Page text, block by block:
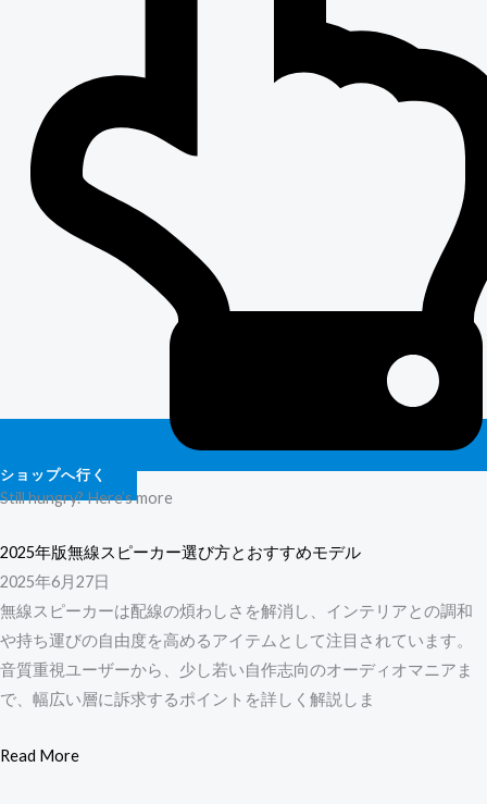
ショップへ行く
Still hungry? Here’s more
2025年版無線スピーカー選び方とおすすめモデル
2025年6月27日
無線スピーカーは配線の煩わしさを解消し、インテリアとの調和
や持ち運びの自由度を高めるアイテムとして注目されています。
音質重視ユーザーから、少し若い自作志向のオーディオマニアま
で、幅広い層に訴求するポイントを詳しく解説しま
Read More